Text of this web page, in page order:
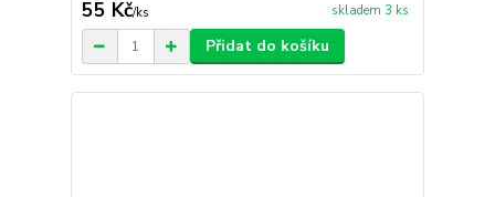
55 Kč/ks skladem 3 ks
Přidat do košíku